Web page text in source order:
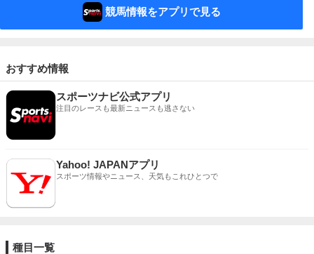
競馬情報をアプリで見る
おすすめ情報
スポーツナビ公式アプリ
注目のレースも最新ニュースも逃さない
Yahoo! JAPANアプリ
スポーツ情報やニュース、天気もこれひとつで
種目一覧